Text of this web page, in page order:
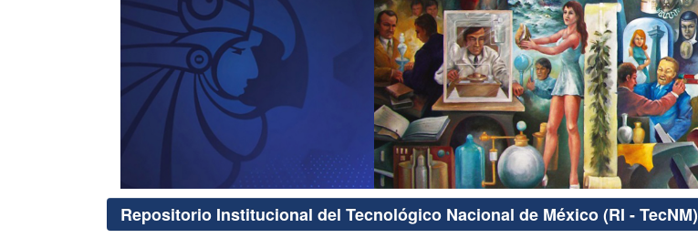
Repositorio Institucional del Tecnológico Nacional de México (RI - TecNM)